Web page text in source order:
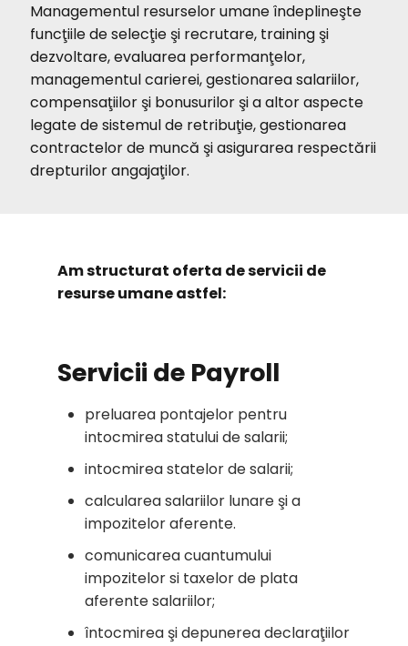
Managementul resurselor umane îndeplineşte
funcţiile de selecţie şi recrutare, training şi
dezvoltare, evaluarea performanţelor,
managementul carierei, gestionarea salariilor,
compensaţiilor şi bonusurilor şi a altor aspecte
legate de sistemul de retribuţie, gestionarea
contractelor de muncă şi asigurarea respectării
drepturilor angajaţilor.
Am structurat oferta de servicii de
resurse umane astfel:
Servicii de Payroll
preluarea pontajelor pentru
intocmirea statului de salarii;
intocmirea statelor de salarii;
calcularea salariilor lunare şi a
impozitelor aferente.
comunicarea cuantumului
impozitelor si taxelor de plata
aferente salariilor;
întocmirea şi depunerea declaraţiilor